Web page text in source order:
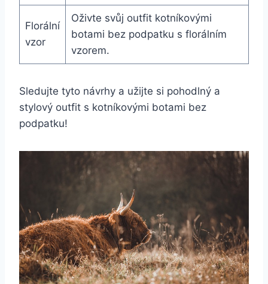
Florální
vzor
Oživte‌ svůj‍ outfit⁣ kotníkovými
botami bez podpatku s florálním
vzorem.
Sledujte ‍tyto‌ návrhy a užijte si pohodlný‌ a
stylový outfit​ s ⁢kotníkovými botami ⁢bez
podpatku!